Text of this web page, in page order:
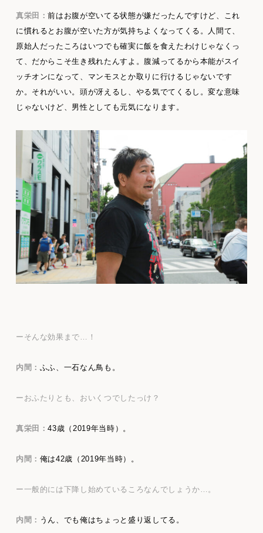
真栄田：前はお腹が空いてる状態が嫌だったんですけど、これ
に慣れるとお腹が空いた方が気持ちよくなってくる。人間て、
原始人だったころはいつでも確実に飯を食えたわけじゃなくっ
て、だからこそ生き残れたんすよ。腹減ってるから本能がスイ
ッチオンになって、マンモスとか取りに行けるじゃないです
か。それがいい。頭が冴えるし、やる気でてくるし。変な意味
じゃないけど、男性としても元気になります。
ーそんな効果まで…！
内間： ふふ、一石なん鳥も。
ーおふたりとも、おいくつでしたっけ？
真栄田：43歳（2019年当時）。
内間： 俺は42歳（2019年当時）。
ー一般的には下降し始めているころなんでしょうか…。
内間： うん、でも俺はちょっと盛り返してる。